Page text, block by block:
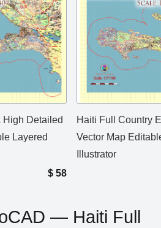
High Detailed
Layered
$ 58
Haiti Full Country
Vector Map
Illustrator
— Haiti Full